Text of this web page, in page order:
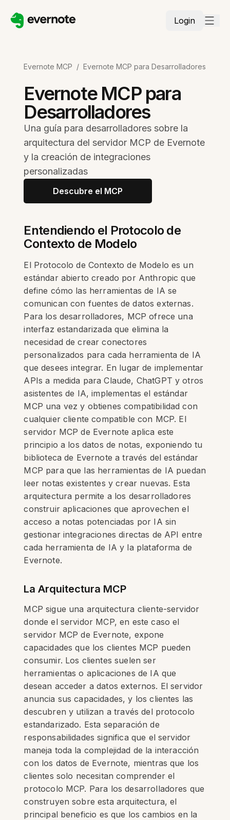
Login
Evernote MCP / Evernote MCP para Desarrolladores
Evernote MCP para
Desarrolladores
Una guía para desarrolladores sobre la
arquitectura del servidor MCP de Evernote
y la creación de integraciones
personalizadas
Descubre el MCP
Entendiendo el Protocolo de
Contexto de Modelo
El Protocolo de Contexto de Modelo es un
estándar abierto creado por Anthropic que
define cómo las herramientas de IA se
comunican con fuentes de datos externas.
Para los desarrolladores, MCP ofrece una
interfaz estandarizada que elimina la
necesidad de crear conectores
personalizados para cada herramienta de IA
que desees integrar. En lugar de implementar
APIs a medida para Claude, ChatGPT y otros
asistentes de IA, implementas el estándar
MCP una vez y obtienes compatibilidad con
cualquier cliente compatible con MCP. El
servidor MCP de Evernote aplica este
principio a los datos de notas, exponiendo tu
biblioteca de Evernote a través del estándar
MCP para que las herramientas de IA puedan
leer notas existentes y crear nuevas. Esta
arquitectura permite a los desarrolladores
construir aplicaciones que aprovechen el
acceso a notas potenciadas por IA sin
gestionar integraciones directas de API entre
cada herramienta de IA y la plataforma de
Evernote.
La Arquitectura MCP
MCP sigue una arquitectura cliente-servidor
donde el servidor MCP, en este caso el
servidor MCP de Evernote, expone
capacidades que los clientes MCP pueden
consumir. Los clientes suelen ser
herramientas o aplicaciones de IA que
desean acceder a datos externos. El servidor
anuncia sus capacidades, y los clientes las
descubren y utilizan a través del protocolo
estandarizado. Esta separación de
responsabilidades significa que el servidor
maneja toda la complejidad de la interacción
con los datos de Evernote, mientras que los
clientes solo necesitan comprender el
protocolo MCP. Para los desarrolladores que
construyen sobre esta arquitectura, el
principal beneficio es que los cambios en la